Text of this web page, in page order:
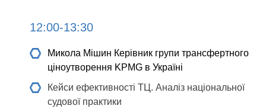
12:00-13:30
Микола Мішин Керівник групи трансфертного
ціноутворення KPMG в Україні
Кейси ефективності ТЦ. Аналіз національної
судової практики